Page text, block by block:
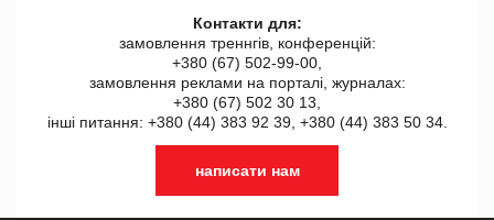
Контакти для:
замовлення треннгів, конференцій:
+380 (67) 502-99-00,
замовлення реклами на порталі, журналах:
+380 (67) 502 30 13,
інші питання: +380 (44) 383 92 39, +380 (44) 383 50 34.
написати нам